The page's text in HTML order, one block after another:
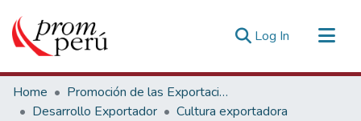
Log In (current)
Communities & Collections
All of DSpace
Home
Promoción de las Exportaciones
Desarrollo Exportador
Cultura exportadora